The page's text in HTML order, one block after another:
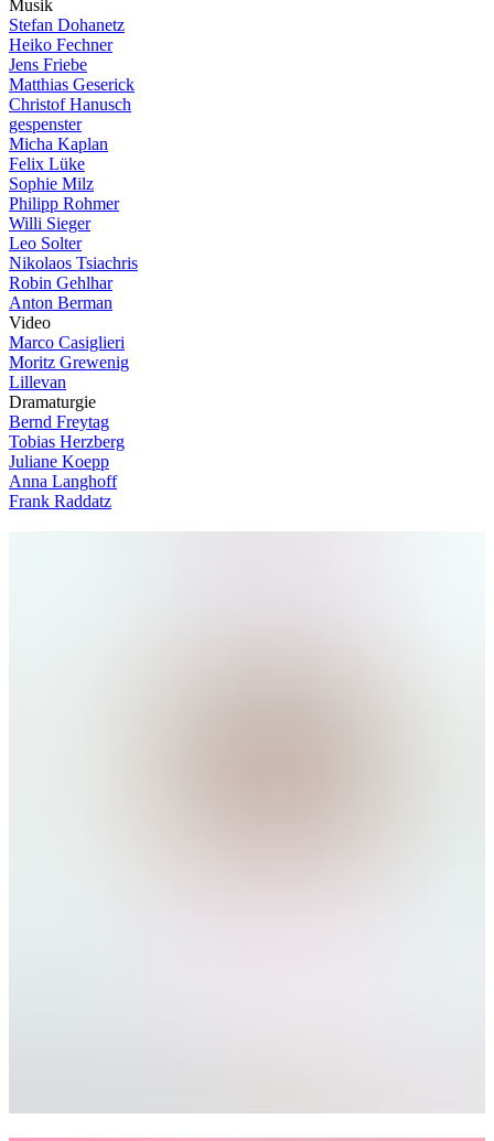
Musik
Stefan Dohanetz
Heiko Fechner
Jens Friebe
Matthias Geserick
Christof Hanusch
gespenster
Micha Kaplan
Felix Lüke
Sophie Milz
Philipp Rohmer
Willi Sieger
Leo Solter
Nikolaos Tsiachris
Robin Gehlhar
Anton Berman
Video
Marco Casiglieri
Moritz Grewenig
Lillevan
Dramaturgie
Bernd Freytag
Tobias Herzberg
Juliane Koepp
Anna Langhoff
Frank Raddatz